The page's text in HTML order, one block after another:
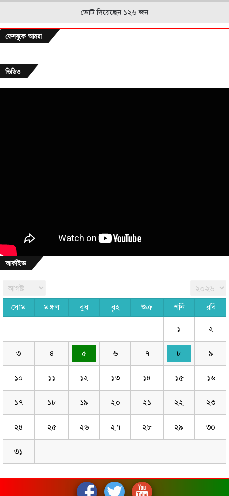
ভোট দিয়েছেন ১২৬ জন
ফেসবুকে আমরা
ভিডিও
আর্কাইভ
সোম মঙ্গল বুধ বৃহ শুক্র শনি রবি
১ ২
৩ ৪ ৫ ৬ ৭ ৮ ৯
১০ ১১ ১২ ১৩ ১৪ ১৫ ১৬
১৭ ১৮ ১৯ ২০ ২১ ২২ ২৩
২৪ ২৫ ২৬ ২৭ ২৮ ২৯ ৩০
৩১